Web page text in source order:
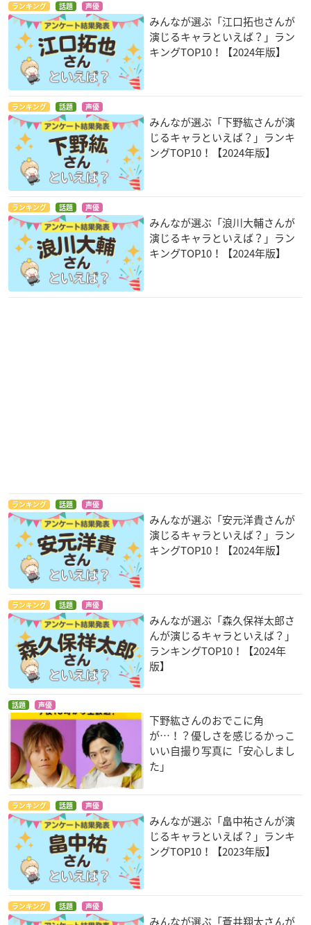
ランキング 話題 声優
みんなが選ぶ「江口拓也さんが
演じるキャラといえば？」ラン
キングTOP10！【2024年版】
ランキング 話題 声優
みんなが選ぶ「下野紘さんが演
じるキャラといえば？」ランキ
ングTOP10！【2024年版】
ランキング 話題 声優
みんなが選ぶ「浪川大輔さんが
演じるキャラといえば？」ラン
キングTOP10！【2024年版】
ランキング 話題 声優
みんなが選ぶ「安元洋貴さんが
演じるキャラといえば？」ラン
キングTOP10！【2024年版】
ランキング 話題 声優
みんなが選ぶ「森久保祥太郎さ
んが演じるキャラといえば？」
ランキングTOP10！【2024年
版】
話題 声優
下野紘さんのおでこに角
が…！？優しさを感じるかっこ
いい自撮り写真に「安心しまし
た」
ランキング 話題 声優
みんなが選ぶ「畠中祐さんが演
じるキャラといえば？」ランキ
ングTOP10！【2023年版】
ランキング 話題 声優
みんなが選ぶ「蒼井翔太さんが